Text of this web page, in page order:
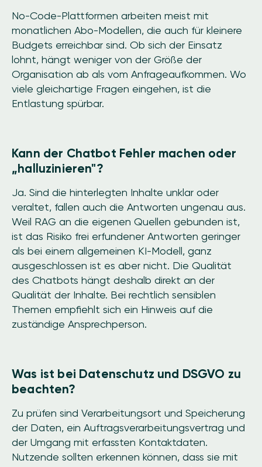
No-Code-Plattformen arbeiten meist mit
monatlichen Abo-Modellen, die auch für kleinere
Budgets erreichbar sind. Ob sich der Einsatz
lohnt, hängt weniger von der Größe der
Organisation ab als vom Anfrageaufkommen. Wo
viele gleichartige Fragen eingehen, ist die
Entlastung spürbar.
Kann der Chatbot Fehler machen oder
„halluzinieren"?
Ja. Sind die hinterlegten Inhalte unklar oder
veraltet, fallen auch die Antworten ungenau aus.
Weil RAG an die eigenen Quellen gebunden ist,
ist das Risiko frei erfundener Antworten geringer
als bei einem allgemeinen KI-Modell, ganz
ausgeschlossen ist es aber nicht. Die Qualität
des Chatbots hängt deshalb direkt an der
Qualität der Inhalte. Bei rechtlich sensiblen
Themen empfiehlt sich ein Hinweis auf die
zuständige Ansprechperson.
Was ist bei Datenschutz und DSGVO zu
beachten?
Zu prüfen sind Verarbeitungsort und Speicherung
der Daten, ein Auftragsverarbeitungsvertrag und
der Umgang mit erfassten Kontaktdaten.
Nutzende sollten erkennen können, dass sie mit